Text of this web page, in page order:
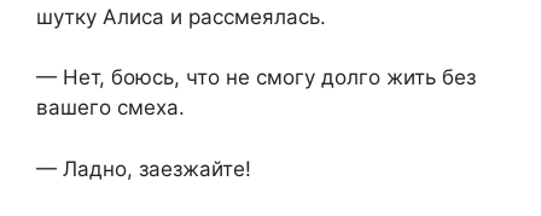
шутку Алиса и рассмеялась.
— Нет, боюсь, что не смогу долго жить без
вашего смеха.
— Ладно, заезжайте!